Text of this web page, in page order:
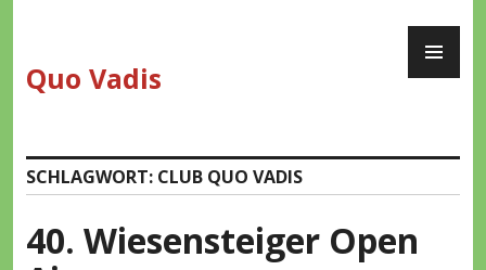
springen
Quo Vadis
SCHLAGWORT: CLUB QUO VADIS
40. Wiesensteiger Open